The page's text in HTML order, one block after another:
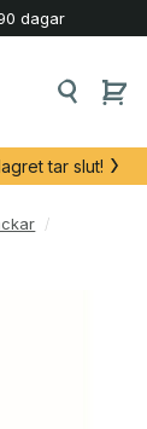
dagar
tar slut!
/